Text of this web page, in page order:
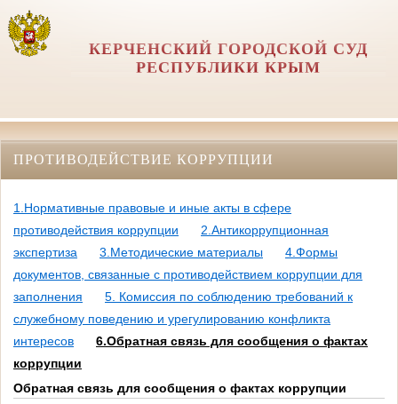
КЕРЧЕНСКИЙ ГОРОДСКОЙ СУД
РЕСПУБЛИКИ КРЫМ
ПРОТИВОДЕЙСТВИЕ КОРРУПЦИИ
1.Нормативные правовые и иные акты в сфере
противодействия коррупции
2.Антикоррупционная
экспертиза
3.Методические материалы
4.Формы
документов, связанные с противодействием коррупции для
заполнения
5. Комиссия по соблюдению требований к
служебному поведению и урегулированию конфликта
интересов
6.Обратная связь для сообщения о фактах
коррупции
Обратная связь для сообщения о фактах коррупции